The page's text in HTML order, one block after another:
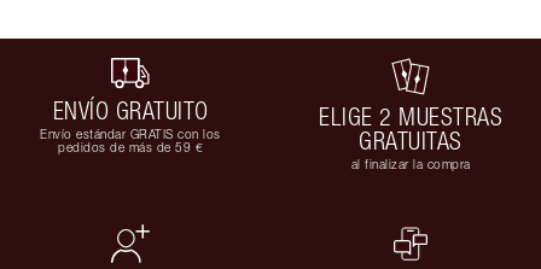
ENVÍO GRATUITO
Envío estándar GRATIS con los
pedidos de más de 59 €
ELIGE 2 MUESTRAS
GRATUITAS
al finalizar la compra